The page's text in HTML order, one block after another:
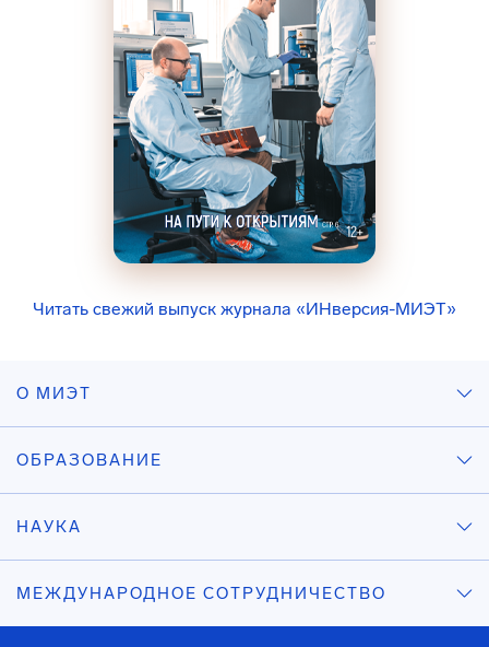
Читать свежий выпуск журнала «ИНверсия-МИЭТ»
О МИЭТ
ОБРАЗОВАНИЕ
НАУКА
МЕЖДУНАРОДНОЕ СОТРУДНИЧЕСТВО